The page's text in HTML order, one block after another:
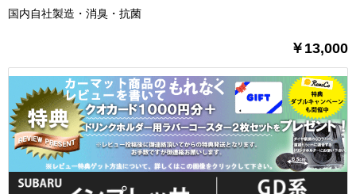
国内自社製造・消臭・抗菌
￥13,000